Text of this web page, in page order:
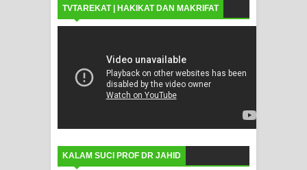
TVTAREKAT | HAKIKAT DAN MAKRIFAT
KALAM SUCI PROF DR JAHID